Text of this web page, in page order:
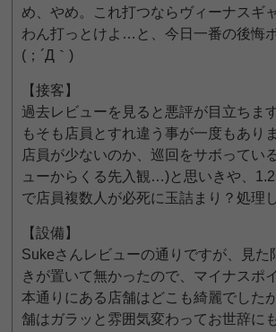
め、やめ。これ打つならヴィーナスギ
わん打っとけよ…と、今日一番の後悔
(；´Д｀)
【接客】
過去レビューを見ると悪評が目立ちま
もそも店員とすれ違う事が一度もあり
店員が少ないのか、巡回をサボってい
ューからくる先入観…)と思いきや、
で店員複数人が必死に玉詰まり？処理
【設備】
Sukeさんレビューの通りですが、見た
きが置いて無かったので、マイナスポ
本通りにある店舗はどこも綺麗でした
舗はガラッと雰囲気変わってお世辞に